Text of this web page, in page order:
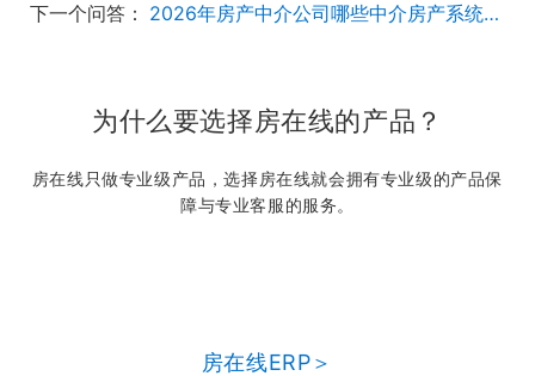
下一个问答：
2026年房产中介公司哪些中介房产系统不能用？
为什么要选择房在线的产品？
房在线只做专业级产品，选择房在线就会拥有专业级的产品保
障与专业客服的服务。
房在线ERP＞